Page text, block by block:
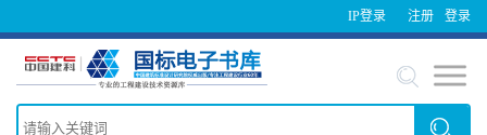
IP登录 登录
注册